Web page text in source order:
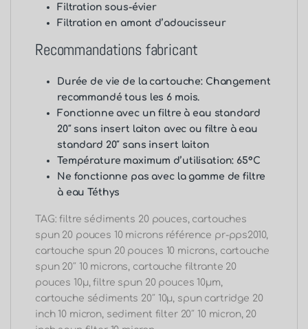
Filtration sous-évier
Filtration en amont d’adoucisseur
Recommandations fabricant
Durée de vie de la cartouche: Changement
recommandé tous les 6 mois.
Fonctionne avec unfiltre à eau standard
20″ sans insert laiton avec ou filtre à eau
standard 20″ sans insert laiton
Température maximum d’utilisation: 65°C
Ne fonctionne pas avec la gamme de filtre
à eau Téthys
TAG: filtre sédiments 20 pouces, cartouches
spun 20 pouces 10 microns référence pr-pps2010,
cartouche spun 20 pouces 10 microns, cartouche
spun 20″ 10 microns, cartouche filtrante 20
pouces 10µ, filtre spun 20 pouces 10µm,
cartouche sédiments 20″ 10µ, spun cartridge 20
inch 10 micron, sediment filter 20″ 10 micron, 20